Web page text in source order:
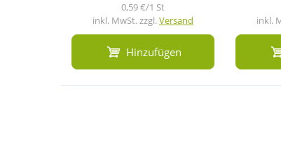
0,59 €/1 St
inkl. MwSt. zzgl.Versand
Hinzufügen
inkl.